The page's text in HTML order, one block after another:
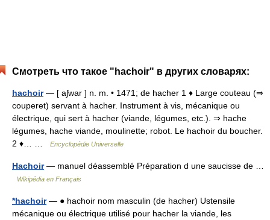
Смотреть что такое "hachoir" в других словарях:
hachoir— [ aʃwar ] n. m. • 1471; de hacher 1 ♦ Large couteau (⇒
couperet) servant à hacher. Instrument à vis, mécanique ou
électrique, qui sert à hacher (viande, légumes, etc.). ⇒ hache
légumes, hache viande, moulinette; robot. Le hachoir du boucher.
2 ♦… …
Encyclopédie Universelle
Hachoir— manuel déassemblé Préparation d une saucisse de …
Wikipédia en Français
*hachoir— ● hachoir nom masculin (de hacher) Ustensile
mécanique ou électrique utilisé pour hacher la viande, les